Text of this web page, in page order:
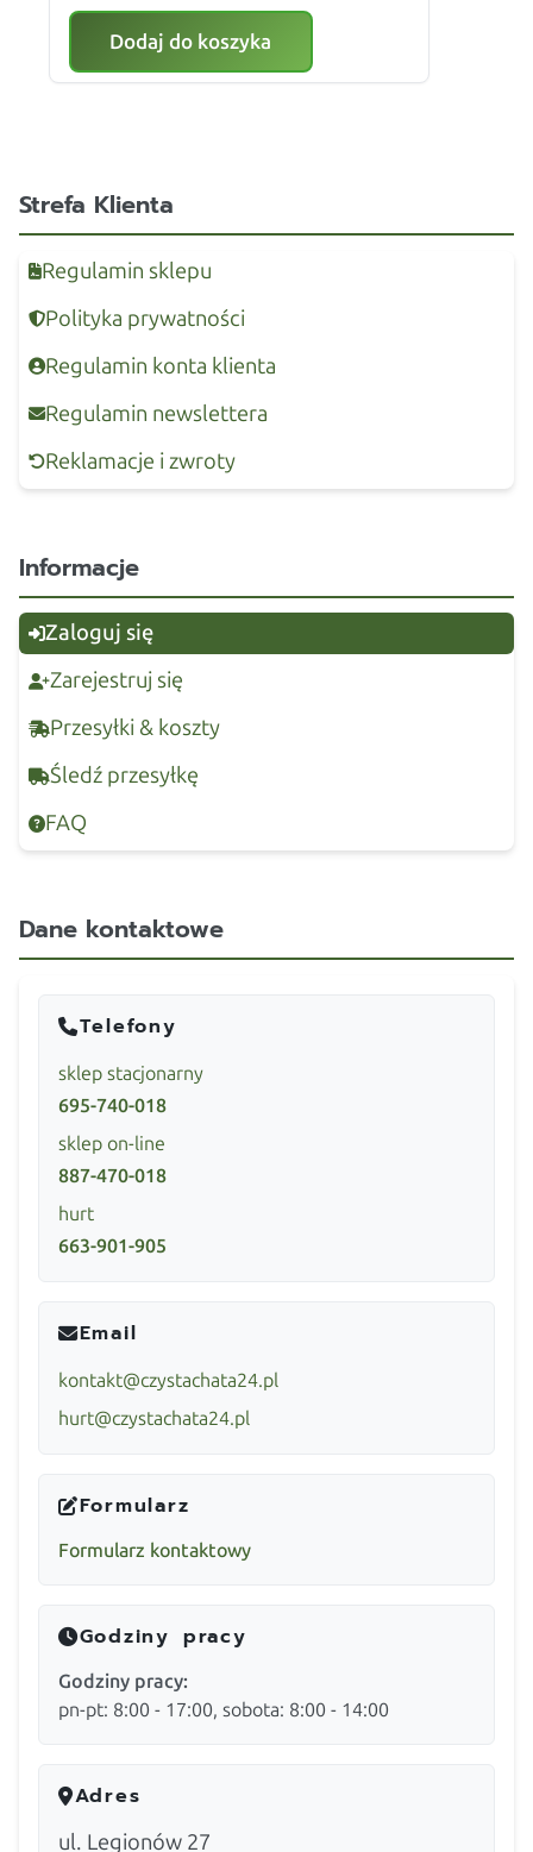
Dodaj do koszyka
Strefa Klienta
Regulamin sklepu
Polityka prywatności
Regulamin konta klienta
Regulamin newslettera
Reklamacje i zwroty
Informacje
Zaloguj się
Zarejestruj się
Przesyłki & koszty
Śledź przesyłkę
FAQ
Dane kontaktowe
Telefony
sklep stacjonarny
695-740-018
sklep on-line
887-470-018
hurt
663-901-905
Email
kontakt@czystachata24.pl
hurt@czystachata24.pl
Formularz
Formularz kontaktowy
Godziny pracy
Godziny pracy:
pn-pt: 8:00 - 17:00, sobota: 8:00 - 14:00
Adres
ul. Legionów 27